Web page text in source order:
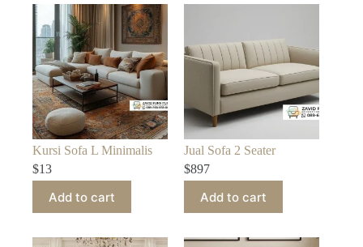
Kursi Sofa L Minimalis
$13
Add to cart
Jual Sofa 2 Seater
$897
Add to cart